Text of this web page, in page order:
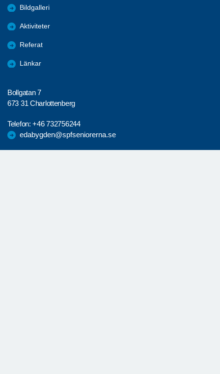
Bildgalleri
Aktiviteter
Referat
Länkar
Bollgatan 7
673 31 Charlottenberg
Telefon:+46 732756244
edabygden@spfseniorerna.se